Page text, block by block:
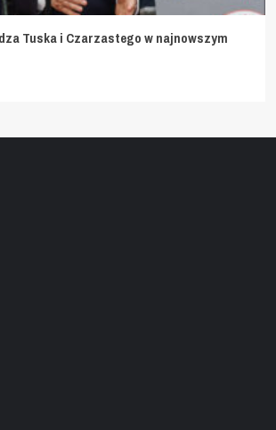
Tuska i Czarzastego w najnowszym